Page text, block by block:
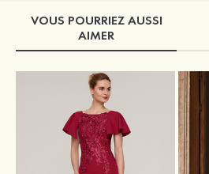
VOUS POURRIEZ AUSSI
AIMER